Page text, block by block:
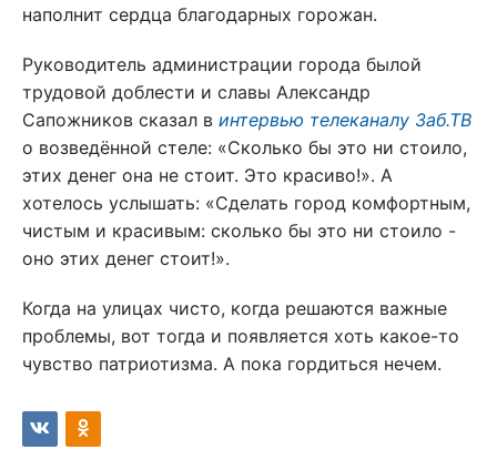
наполнит сердца благодарных горожан.
Руководитель администрации города былой
трудовой доблести и славы Александр
Сапожников сказал в интервью телеканалу Заб.ТВ
о возведённой стеле: «Сколько бы это ни стоило,
этих денег она не стоит. Это красиво!». А
хотелось услышать: «Сделать город комфортным,
чистым и красивым: сколько бы это ни стоило -
оно этих денег стоит!».
Когда на улицах чисто, когда решаются важные
проблемы, вот тогда и появляется хоть какое-то
чувство патриотизма. А пока гордиться нечем.